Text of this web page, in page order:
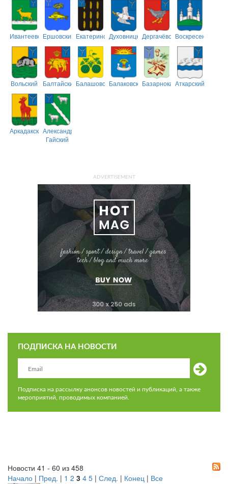
ИвантеевскийЕршовский ЕкатериновскийДуховницкийДергачёвскийВоскресенский
Вольский БалтайскийБалашовскийБалаковскийБазарнокарабулакский
Аткарский
АркадакскийАлександрово-
Гайский
ADVERTISEMENT
ПОДПИСКА НА НОВОСТИ
Подписка на рассылку анонсов новостей и публикаций, а также
мероприятий, проводимых компанией.
Новости 41 - 60 из 458
Начало | Пред. | 1 2 3 4 5 | След. | Конец | Все